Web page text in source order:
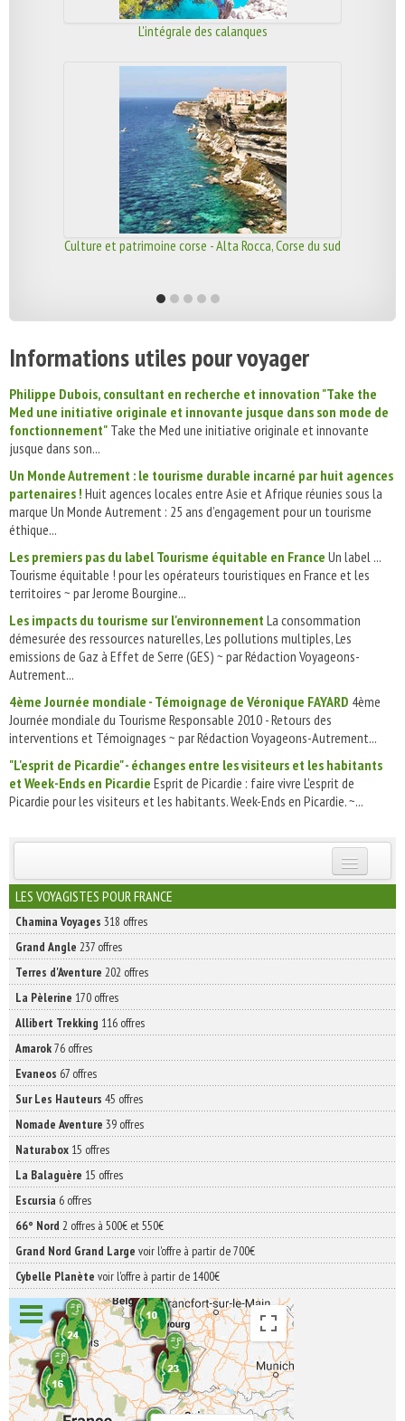
L'intégrale des calanques
Culture et patrimoine corse - Alta Rocca, Corse du sud
Informations utiles pour voyager
Philippe Dubois, consultant en recherche et innovation "Take the
Med une initiative originale et innovante jusque dans son mode de
fonctionnement" Take the Med une initiative originale et innovante
jusque dans son...
Un Monde Autrement : le tourisme durable incarné par huit agences
partenaires ! Huit agences locales entre Asie et Afrique réunies sous la
marque Un Monde Autrement : 25 ans d’engagement pour un tourisme
éthique...
Les premiers pas du label Tourisme équitable en France Un label ...
Tourisme équitable ! pour les opérateurs touristiques en France et les
territoires ~ par Jerome Bourgine...
Les impacts du tourisme sur l'environnement La consommation
démesurée des ressources naturelles, Les pollutions multiples, Les
emissions de Gaz à Effet de Serre (GES) ~ par Rédaction Voyageons-
Autrement...
4ème Journée mondiale - Témoignage de Véronique FAYARD 4ème
Journée mondiale du Tourisme Responsable 2010 - Retours des
interventions et Témoignages ~ par Rédaction Voyageons-Autrement...
"L'esprit de Picardie" - échanges entre les visiteurs et les habitants
et Week-Ends en Picardie Esprit de Picardie : faire vivre L'esprit de
Picardie pour les visiteurs et les habitants. Week-Ends en Picardie. ~...
INSCRIVEZ-VOUS | ABONNEZ-VOUS
LES VOYAGISTES POUR FRANCE
Chamina Voyages 318 offres
Grand Angle 237 offres
Terres d'Aventure 202 offres
La Pèlerine 170 offres
Allibert Trekking 116 offres
Amarok76 offres
Evaneos 67 offres
Sur Les Hauteurs 45 offres
Nomade Aventure 39 offres
Naturabox 15 offres
La Balaguère 15 offres
Escursia 6 offres
66° Nord 2 offres à 500€ et 550€
Grand Nord Grand Large voir l'offre à partir de 700€
Cybelle Planète voir l'offre à partir de 1400€